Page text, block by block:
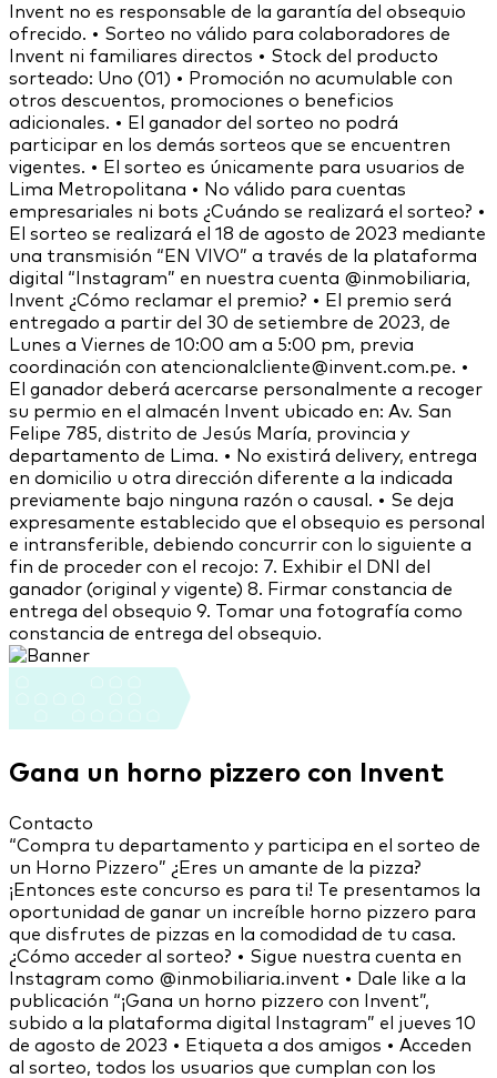
Invent no es responsable de la garantía del obsequio
ofrecido. • Sorteo no válido para colaboradores de
Invent ni familiares directos • Stock del producto
sorteado: Uno (01) • Promoción no acumulable con
otros descuentos, promociones o beneficios
adicionales. • El ganador del sorteo no podrá
participar en los demás sorteos que se encuentren
vigentes. • El sorteo es únicamente para usuarios de
Lima Metropolitana • No válido para cuentas
empresariales ni bots ¿Cuándo se realizará el sorteo? •
El sorteo se realizará el 18 de agosto de 2023 mediante
una transmisión “EN VIVO” a través de la plataforma
digital “Instagram” en nuestra cuenta @inmobiliaria,
Invent ¿Cómo reclamar el premio? • El premio será
entregado a partir del 30 de setiembre de 2023, de
Lunes a Viernes de 10:00 am a 5:00 pm, previa
coordinación con atencionalcliente@invent.com.pe. •
El ganador deberá acercarse personalmente a recoger
su permio en el almacén Invent ubicado en: Av. San
Felipe 785, distrito de Jesús María, provincia y
departamento de Lima. • No existirá delivery, entrega
en domicilio u otra dirección diferente a la indicada
previamente bajo ninguna razón o causal. • Se deja
expresamente establecido que el obsequio es personal
e intransferible, debiendo concurrir con lo siguiente a
fin de proceder con el recojo: 7. Exhibir el DNI del
ganador (original y vigente) 8. Firmar constancia de
entrega del obsequio 9. Tomar una fotografía como
constancia de entrega del obsequio.
Gana un horno pizzero con Invent
Contacto
“Compra tu departamento y participa en el sorteo de
un Horno Pizzero” ¿Eres un amante de la pizza?
¡Entonces este concurso es para ti! Te presentamos la
oportunidad de ganar un increíble horno pizzero para
que disfrutes de pizzas en la comodidad de tu casa.
¿Cómo acceder al sorteo? • Sigue nuestra cuenta en
Instagram como @inmobiliaria.invent • Dale like a la
publicación “¡Gana un horno pizzero con Invent”,
subido a la plataforma digital Instagram” el jueves 10
de agosto de 2023 • Etiqueta a dos amigos • Acceden
al sorteo, todos los usuarios que cumplan con los